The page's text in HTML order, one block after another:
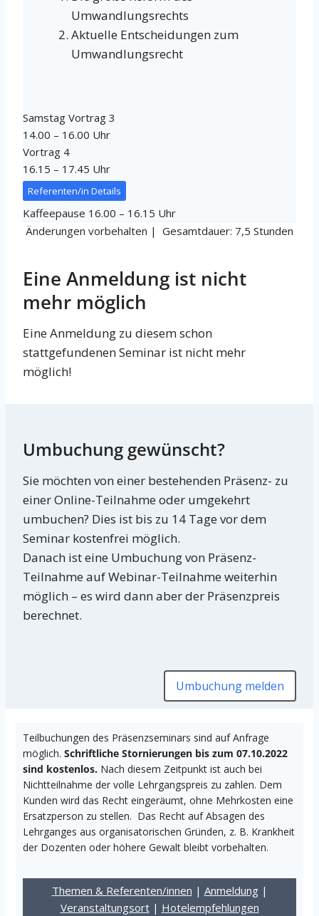
Umwandlungsrechts
Aktuelle Entscheidungen zum
Umwandlungsrecht
Samstag Vortrag 3
14.00 – 16.00 Uhr
Vortrag 4
16.15 – 17.45 Uhr
Referenten/in Details
Kaffeepause 16.00 – 16.15 Uhr
Änderungen vorbehalten | Gesamtdauer: 7,5 Stunden
Eine Anmeldung ist nicht
mehr möglich
Eine Anmeldung zu diesem schon
stattgefundenen Seminar ist nicht mehr
möglich!
Umbuchung gewünscht?
Sie möchten von einer bestehenden Präsenz- zu
einer Online-Teilnahme oder umgekehrt
umbuchen? Dies ist bis zu 14 Tage vor dem
Seminar kostenfrei möglich.
Danach ist eine Umbuchung von Präsenz-
Teilnahme auf Webinar-Teilnahme weiterhin
möglich – es wird dann aber der Präsenzpreis
berechnet.
Umbuchung melden
Teilbuchungen des Präsenzseminars sind auf Anfrage
möglich. Schriftliche Stornierungen bis zum 07.10.2022
sind kostenlos. Nach diesem Zeitpunkt ist auch bei
Nichtteilnahme der volle Lehrgangspreis zu zahlen. Dem
Kunden wird das Recht eingeräumt, ohne Mehrkosten eine
Ersatzperson zu stellen. Das Recht auf Absagen des
Lehrganges aus organisatorischen Gründen, z. B. Krankheit
der Dozenten oder höhere Gewalt bleibt vorbehalten.
Themen & Referenten/innen | Anmeldung|
Veranstaltungsort| Hotelempfehlungen